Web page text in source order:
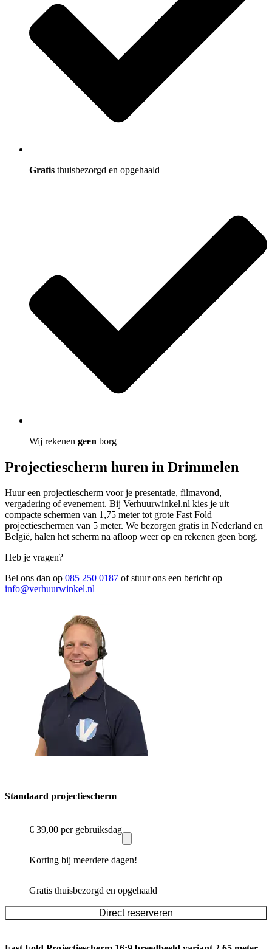
Gratis thuisbezorgd en opgehaald
Wij rekenen geen borg
Projectiescherm huren in Drimmelen
Huur een projectiescherm voor je presentatie, filmavond,
vergadering of evenement. Bij Verhuurwinkel.nl kies je uit
compacte schermen van 1,75 meter tot grote Fast Fold
projectieschermen van 5 meter. We bezorgen gratis in Nederland en
België, halen het scherm na afloop weer op en rekenen geen borg.
Heb je vragen?
Bel ons dan op 085 250 0187 of stuur ons een bericht op
info@verhuurwinkel.nl
Standaard projectiescherm
€ 39,00 per gebruiksdag
Korting bij meerdere dagen!
Gratis thuisbezorgd en opgehaald
Direct reserveren